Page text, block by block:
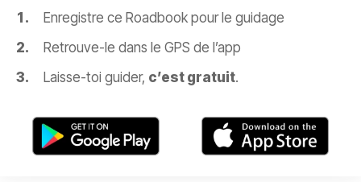
Enregistre ce Roadbook pour le guidage
Retrouve-le dans le GPS de l’app
Laisse-toi guider, c’est gratuit.